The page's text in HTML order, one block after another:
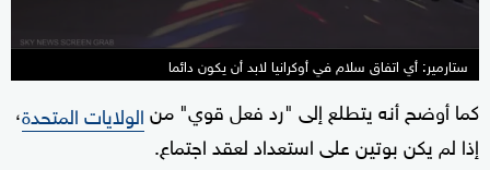
ستارمير: أي اتفاق سلام في أوكرانيا لابد أن يكون دائما
كما أوضح أنه يتطلع إلى "رد فعل قوي" منالولايات المتحدة،
إذا لم يكن بوتين على استعداد لعقد اجتماع.